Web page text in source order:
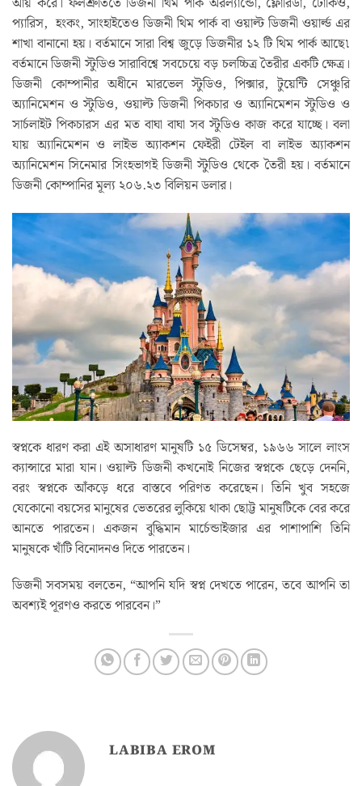
প্যারিস, হংকং, সাংহাইতেও ডিজনী থিম পার্ক বা ওয়াল্ট ডিজনী ওয়ার্ল্ড এর
শাখা বানানো হয়। বর্তমানে সারা বিশ্ব জুড়ে ডিজনীর ১২ টি থিম পার্ক আছে৷
বর্তমানে ডিজনী স্টুডিও সারাবিশ্বে সবচেয়ে বড় চলচ্চিত্র তৈরীর একটি ক্ষেত্র।
ডিজনী কোম্পানীর অধীনে মারভেল স্টুডিও, পিক্সার, টুয়েন্টি সেঞ্চুরি
অ্যানিমেশন ও স্টুডিও, ওয়াল্ট ডিজনী পিকচার ও অ্যানিমেশন স্টুডিও ও
সার্চলাইট পিকচারস এর মত বাঘা বাঘা সব স্টুডিও কাজ করে যাচ্ছে। বলা
যায় অ্যানিমেশন ও লাইভ অ্যাকশন ফেইরী টেইল বা লাইভ অ্যাকশন
অ্যানিমেশন সিনেমার সিংহভাগই ডিজনী স্টুডিও থেকে তৈরী হয়। বর্তমানে
ডিজনী কোম্পানির মূল্য ২০৬.২৩ বিলিয়ন ডলার।
স্বপ্নকে ধারণ করা এই অসাধারণ মানুষটি ১৫ ডিসেম্বর, ১৯৬৬ সালে লাংস
ক্যান্সারে মারা যান। ওয়াল্ট ডিজনী কখনোই নিজের স্বপ্নকে ছেড়ে দেননি,
বরং স্বপ্নকে আঁকড়ে ধরে বাস্তবে পরিণত করেছেন। তিনি খুব সহজে
যেকোনো বয়সের মানুষের ভেতরের লুকিয়ে থাকা ছোট্ট মানুষটিকে বের করে
আনতে পারতেন। একজন বুদ্ধিমান মার্চেন্ডাইজার এর পাশাপাশি তিনি
মানুষকে খাঁটি বিনোদনও দিতে পারতেন।
ডিজনী সবসময় বলতেন, “আপনি যদি স্বপ্ন দেখতে পারেন, তবে আপনি তা
অবশ্যই পূরণও করতে পারবেন।”
LABIBA EROM